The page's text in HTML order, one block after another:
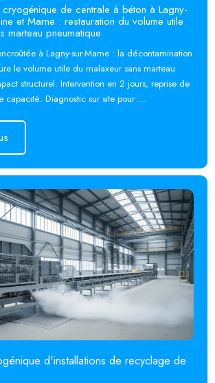
cryogénique de centrale à béton à Lagny-
et Marne : restauration du volume utile
marteau pneumatique
à Lagny-sur-Marne : la décontamination
le volume utile du malaxeur sans marteau
structurel. Intervention en 2 jours, reprise de
capacité. Diagnostic sur site pour ...
d'installations de recyclage de